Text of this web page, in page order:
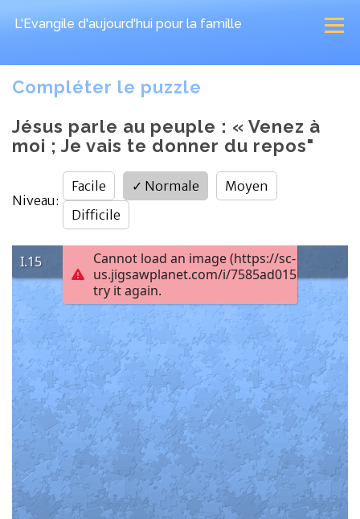
L'Evangile d'aujourd'hui pour la famille
Compléter le puzzle
Jésus parle au peuple : « Venez à
moi ; Je vais te donner du repos"
Niveau:
Facile ✓ Normale
Moyen
Difficile